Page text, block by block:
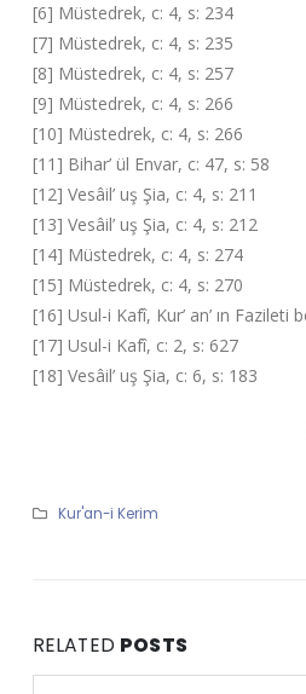
[6] Müstedrek, c: 4, s: 234
[7] Müstedrek, c: 4, s: 235
[8] Müstedrek, c: 4, s: 257
[9] Müstedrek, c: 4, s: 266
[10] Müstedrek, c: 4, s: 266
[11] Bihar’ ül Envar, c: 47, s: 58
[12] Vesâil’ uş Şia, c: 4, s: 211
[13] Vesâil’ uş Şia, c: 4, s: 212
[14] Müstedrek, c: 4, s: 274
[15] Müstedrek, c: 4, s: 270
[16] Usul-i Kafî, Kur’ an’ ın Fazileti
[17] Usul-i Kafî, c: 2, s: 627
[18] Vesâil’ uş Şia, c: 6, s: 183
Kur'an-i Kerim
RELATED POSTS